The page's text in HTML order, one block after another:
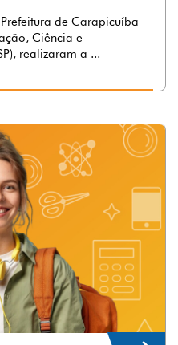
de Carapicuíba
Ciência e
realizaram a ...